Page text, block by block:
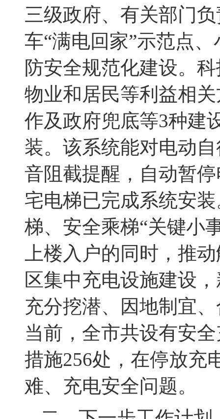
三级政府、有关部门
车“满电回家”示范点
防安全规范化建设。
物业和居民等利益相
作及政府兜底等3种建
装。该系统能对电动
音阻截提醒，自动暂
宅电梯已完成系统安
梯、安全乘梯“关键小
上楼入户的同时，推
区集中充电设施建设
充分挖潜、因地制宜
当前，全市共设有安
措施256处，在停放充
难、充电安全问题。